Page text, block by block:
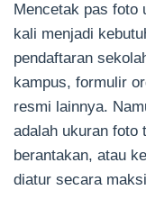
Mencetak pas foto
kali menjadi
pendaftaran
kampus, formulir
resmi lainnya.
adalah ukuran foto
berantakan, atau
diatur secara